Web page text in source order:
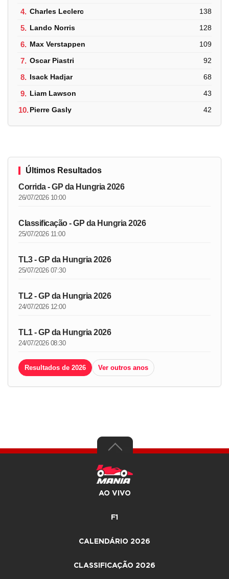
4. Charles Leclerc 138
5. Lando Norris 128
6. Max Verstappen 109
7. Oscar Piastri 92
8. Isack Hadjar 68
9. Liam Lawson 43
10.Pierre Gasly 42
Últimos Resultados
Corrida - GP da Hungria 2026
26/07/2026 10:00
Classificação - GP da Hungria 2026
25/07/2026 11:00
TL3 - GP da Hungria 2026
25/07/2026 07:30
TL2 - GP da Hungria 2026
24/07/2026 12:00
TL1 - GP da Hungria 2026
24/07/2026 08:30
Resultados de 2026 Ver outros anos
AO VIVO
F1
CALENDÁRIO 2026
CLASSIFICAÇÃO 2026